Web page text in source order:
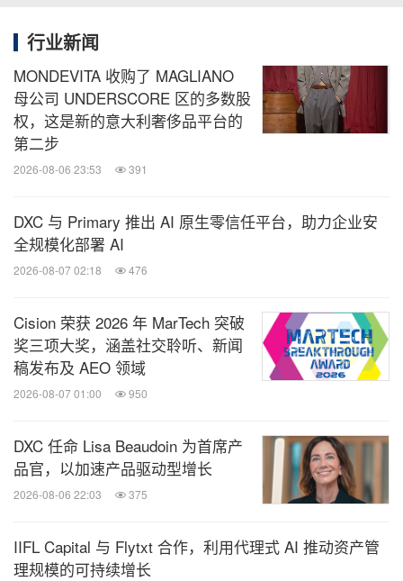
行业新闻
MONDEVITA 收购了 MAGLIANO
母公司 UNDERSCORE 区的多数股
权，这是新的意大利奢侈品平台的
第二步
2026-08-06 23:53 391
DXC 与 Primary 推出 AI 原生零信任平台，助力企业安
全规模化部署 AI
2026-08-07 02:18 476
Cision 荣获 2026 年 MarTech 突破
奖三项大奖，涵盖社交聆听、新闻
稿发布及 AEO 领域
2026-08-07 01:00 950
DXC 任命 Lisa Beaudoin 为首席产
品官，以加速产品驱动型增长
2026-08-06 22:03 375
IIFL Capital 与 Flytxt 合作，利用代理式 AI 推动资产管
理规模的可持续增长